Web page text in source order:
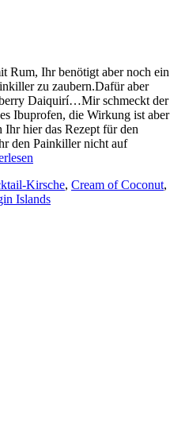
Rum, Ihr benötigt aber noch ein
zu zaubern.Dafür aber
Daiquirí…Mir schmeckt der
Ibuprofen, die Wirkung ist aber
hier das Rezept für den
den Painkiller nicht auf
Kirsche, Cream of Coconut,
Islands